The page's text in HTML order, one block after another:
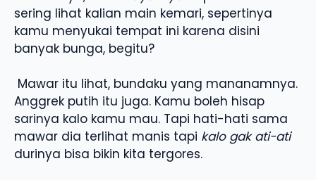
sering lihat kalian main kemari, sepertinya
kamu menyukai tempat ini karena disini
banyak bunga, begitu?
Mawar itu lihat, bundaku yang mananamnya.
Anggrek putih itu juga. Kamu boleh hisap
sarinya kalo kamu mau. Tapi hati-hati sama
mawar dia terlihat manis tapi kalo gak ati-ati
durinya bisa bikin kita tergores.